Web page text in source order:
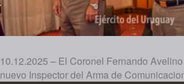
10.12.2025 – El Coronel Fernando
nuevo Inspector del Arma de